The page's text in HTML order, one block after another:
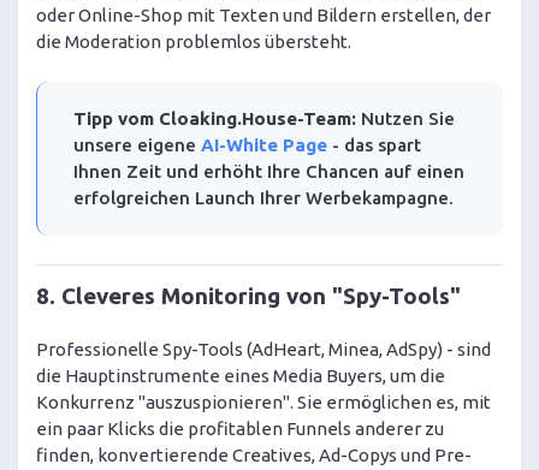
oder Online-Shop mit Texten und Bildern erstellen, der
die Moderation problemlos übersteht.
Tipp vom Cloaking.House-Team: Nutzen Sie
unsere eigene AI-White Page - das spart
Ihnen Zeit und erhöht Ihre Chancen auf einen
erfolgreichen Launch Ihrer Werbekampagne.
8. Cleveres Monitoring von "Spy-Tools"
Professionelle Spy-Tools (AdHeart, Minea, AdSpy) - sind
die Hauptinstrumente eines Media Buyers, um die
Konkurrenz "auszuspionieren". Sie ermöglichen es, mit
ein paar Klicks die profitablen Funnels anderer zu
finden, konvertierende Creatives, Ad-Copys und Pre-